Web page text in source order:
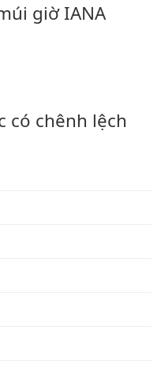
giờ IANA
có chênh lệch